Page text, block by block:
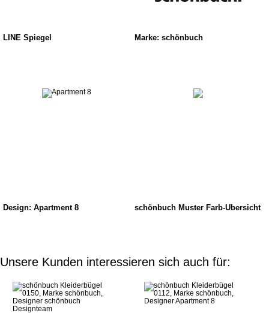
LINE Spiegel Marke: schönbuch
Design: Apartment 8 schönbuch Muster Farb-Übersicht
Unsere Kunden interessieren sich auch für: